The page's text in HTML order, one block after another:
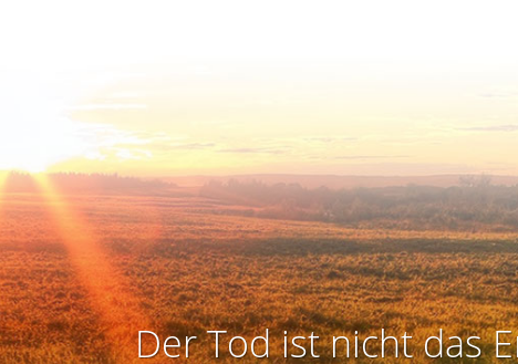
Der Tod ist nicht das